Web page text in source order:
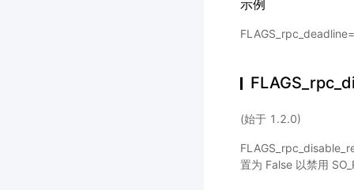
示例
(始于 1.2.0)
置为 False 以禁用